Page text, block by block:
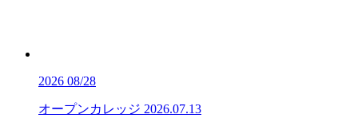
2026 08/28
オープンカレッジ 2026.07.13